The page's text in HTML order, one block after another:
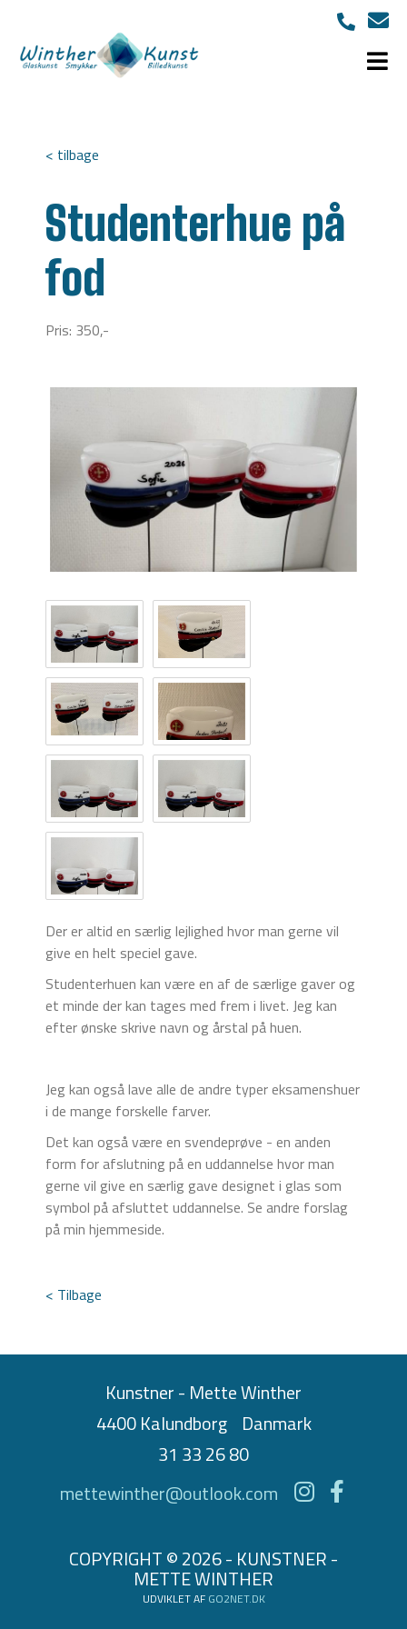
< tilbage
Studenterhue på
fod
Pris: 350,-
Der er altid en særlig lejlighed hvor man gerne vil
give en helt speciel gave.
Studenterhuen kan være en af de særlige gaver og
et minde der kan tages med frem i livet. Jeg kan
efter ønske skrive navn og årstal på huen.
Jeg kan også lave alle de andre typer eksamenshuer
i de mange forskelle farver.
Det kan også være en svendeprøve - en anden
form for afslutning på en uddannelse hvor man
gerne vil give en særlig gave designet i glas som
symbol på afsluttet uddannelse. Se andre forslag
på min hjemmeside.
< Tilbage
Kunstner - Mette Winther
4400 Kalundborg Danmark
31 33 26 80
mettewinther@outlook.com
COPYRIGHT © 2026 - KUNSTNER -
METTE WINTHER
UDVIKLET AF GO2NET.DK